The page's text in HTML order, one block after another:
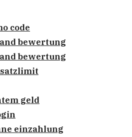
code
bewertung
bewertung
geld
einzahlung